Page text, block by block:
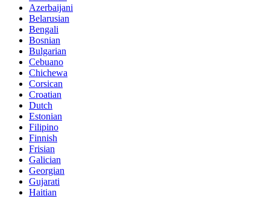
Azerbaijani
Belarusian
Bengali
Bosnian
Bulgarian
Cebuano
Chichewa
Corsican
Croatian
Dutch
Estonian
Filipino
Finnish
Frisian
Galician
Georgian
Gujarati
Haitian